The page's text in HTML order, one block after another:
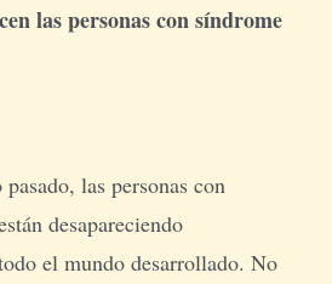
las personas con síndrome
las personas con
desapareciendo
el mundo desarrollado. No